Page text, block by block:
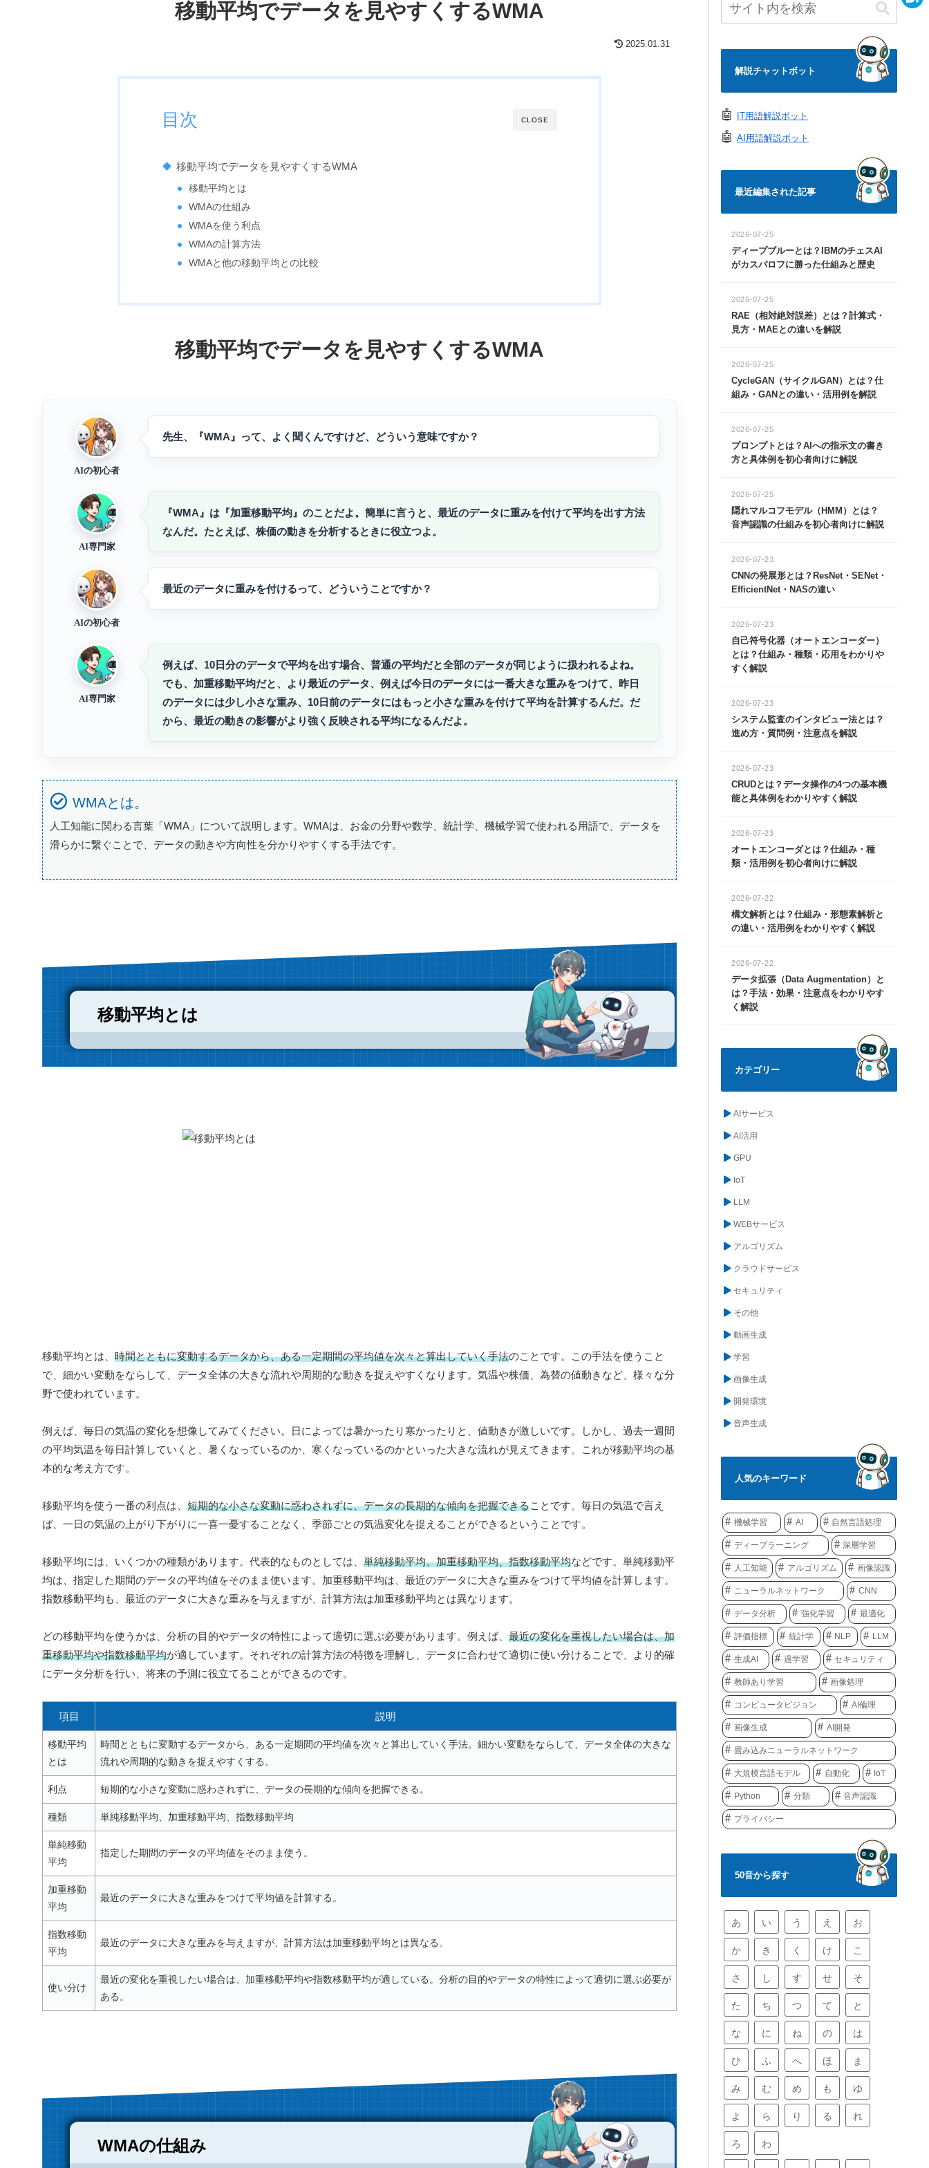
移動平均でデータを見やすくするWMA
2025.01.31
CLOSE
目次
移動平均でデータを見やすくするWMA
移動平均とは
WMAの仕組み
WMAを使う利点
WMAの計算方法
WMAと他の移動平均との比較
移動平均でデータを見やすくするWMA
AIの初心者
先生、『WMA』って、よく聞くんですけど、どういう意味ですか？
AI専門家
『WMA』は『加重移動平均』のことだよ。簡単に言うと、最近のデータに重みを付けて平均を出す方法
なんだ。たとえば、株価の動きを分析するときに役立つよ。
AIの初心者
最近のデータに重みを付けるって、どういうことですか？
AI専門家
例えば、10日分のデータで平均を出す場合、普通の平均だと全部のデータが同じように扱われるよね。
でも、加重移動平均だと、より最近のデータ、例えば今日のデータには一番大きな重みをつけて、昨日
のデータには少し小さな重み、10日前のデータにはもっと小さな重みを付けて平均を計算するんだ。だ
から、最近の動きの影響がより強く反映される平均になるんだよ。
WMAとは。
人工知能に関わる言葉「WMA」について説明します。WMAは、お金の分野や数学、統計学、機械学習で使われる用語で、データを
滑らかに繋ぐことで、データの動きや方向性を分かりやすくする手法です。
移動平均とは
移動平均とは、 時間とともに変動するデータから、ある一定期間の平均値を次々と算出していく手法のことです。この手法を使うこと
で、細かい変動をならして、データ全体の大きな流れや周期的な動きを捉えやすくなります。気温や株価、為替の値動きなど、様々な分
野で使われています。
例えば、毎日の気温の変化を想像してみてください。日によっては暑かったり寒かったりと、値動きが激しいです。しかし、過去一週間
の平均気温を毎日計算していくと、暑くなっているのか、寒くなっているのかといった大きな流れが見えてきます。これが移動平均の基
本的な考え方です。
移動平均を使う一番の利点は、 短期的な小さな変動に惑わされずに、データの長期的な傾向を把握できることです。毎日の気温で言え
ば、一日の気温の上がり下がりに一喜一憂することなく、季節ごとの気温変化を捉えることができるということです。
移動平均には、いくつかの種類があります。代表的なものとしては、 単純移動平均、加重移動平均、指数移動平均などです。単純移動平
均は、指定した期間のデータの平均値をそのまま使います。加重移動平均は、最近のデータに大きな重みをつけて平均値を計算します。
指数移動平均も、最近のデータに大きな重みを与えますが、計算方法は加重移動平均とは異なります。
どの移動平均を使うかは、分析の目的やデータの特性によって適切に選ぶ必要があります。例えば、 最近の変化を重視したい場合は、加
重移動平均や指数移動平均が適しています。それぞれの計算方法の特徴を理解し、データに合わせて適切に使い分けることで、より的確
にデータ分析を行い、将来の予測に役立てることができるのです。
項目 説明
移動平均
とは
時間とともに変動するデータから、ある一定期間の平均値を次々と算出していく手法。細かい変動をならして、データ全体の大きな
流れや周期的な動きを捉えやすくする。
利点 短期的な小さな変動に惑わされずに、データの長期的な傾向を把握できる。
種類 単純移動平均、加重移動平均、指数移動平均
単純移動
平均
指定した期間のデータの平均値をそのまま使う。
加重移動
平均
最近のデータに大きな重みをつけて平均値を計算する。
指数移動
平均
最近のデータに大きな重みを与えますが、計算方法は加重移動平均とは異なる。
使い分け
最近の変化を重視したい場合は、加重移動平均や指数移動平均が適している。分析の目的やデータの特性によって適切に選ぶ必要が
ある。
WMAの仕組み
解説チャットボット
🤖 IT用語解説ボット
🤖 AI用語解説ボット
最近編集された記事
ディープブルーとは？IBMのチェスAI
がカスパロフに勝った仕組みと歴史
2026-07-25
RAE（相対絶対誤差）とは？計算式・
見方・MAEとの違いを解説
2026-07-25
CycleGAN（サイクルGAN）とは？仕
組み・GANとの違い・活用例を解説
2026-07-25
プロンプトとは？AIへの指示文の書き
方と具体例を初心者向けに解説
2026-07-25
隠れマルコフモデル（HMM）とは？
音声認識の仕組みを初心者向けに解説
2026-07-25
CNNの発展形とは？ResNet・SENet・
EfficientNet・NASの違い
2026-07-23
自己符号化器（オートエンコーダー）
とは？仕組み・種類・応用をわかりや
すく解説
2026-07-23
システム監査のインタビュー法とは？
進め方・質問例・注意点を解説
2026-07-23
CRUDとは？データ操作の4つの基本機
能と具体例をわかりやすく解説
2026-07-23
オートエンコーダとは？仕組み・種
類・活用例を初心者向けに解説
2026-07-23
構文解析とは？仕組み・形態素解析と
の違い・活用例をわかりやすく解説
2026-07-22
データ拡張（Data Augmentation）と
は？手法・効果・注意点をわかりやす
く解説
2026-07-22
カテゴリー
AIサービス
AI活用
GPU
IoT
LLM
WEBサービス
アルゴリズム
クラウドサービス
セキュリティ
その他
動画生成
学習
画像生成
開発環境
音声生成
人気のキーワード
機械学習 AI 自然言語処理
ディープラーニング 深層学習
人工知能 アルゴリズム 画像認識
ニューラルネットワーク CNN
データ分析 強化学習 最適化
評価指標 統計学 NLP LLM
生成AI 過学習 セキュリティ
教師あり学習 画像処理
コンピュータビジョン AI倫理
画像生成 AI開発
畳み込みニューラルネットワーク
大規模言語モデル 自動化 IoT
Python 分類 音声認識
プライバシー
50音から探す
あ い う え お
か き く け こ
さ し す せ そ
た ち つ て と
な に ね の は
ひ ふ へ ほ ま
み む め も ゆ
よ ら り る れ
ろ わ
e